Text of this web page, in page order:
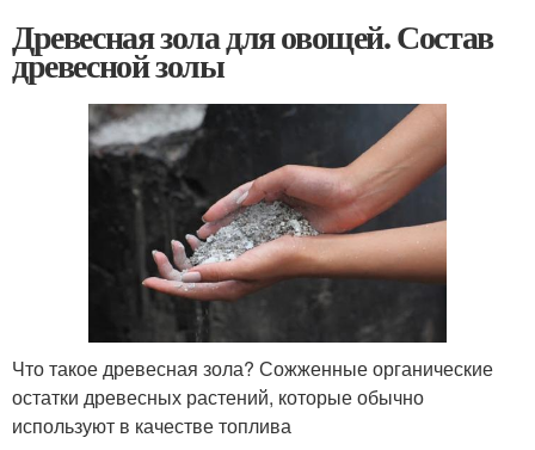
Древесная зола для овощей. Состав
древесной золы
Что такое древесная зола? Сожженные органические
остатки древесных растений, которые обычно
используют в качестве топлива